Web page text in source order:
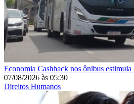
Economia Cashback nos ônibus
07/08/2026 às 05:30
Direitos Humanos